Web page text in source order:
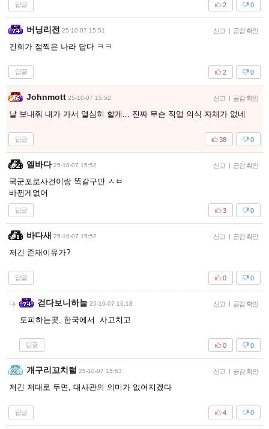
답글 0
2
버닝리전 25-10-07 15:51 신고 공감 확인
건희가 점찍은 나라 답다 ㅋㅋ
답글 0
2
Johnmott 25-10-07 15:52 신고 공감 확인
날 보내줘 내가 가서 열심히 할게... 진짜 무슨 직업 의식 자체가 없네
답글 0
38
엘바다 25-10-07 15:52 신고 공감 확인
국군포로사건이랑 똑같구만 ㅅㅂ
바뀐게없어
답글 0
3
바다새 25-10-07 15:52 신고 공감 확인
저긴 존재이유가?
답글 0
0
걷다보니하늘 25-10-07 16:18 신고 공감 확인
도피하는곳. 한국에서 사고치고
답글 0
0
개구리꼬치털 25-10-07 15:53 신고 공감 확인
저긴 저대로 두면, 대사관의 의미가 없어지겠다
답글 0
4